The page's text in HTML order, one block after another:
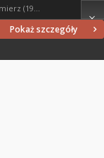
Pokaż szczegóły
Torla, Kazimierz (1940- )